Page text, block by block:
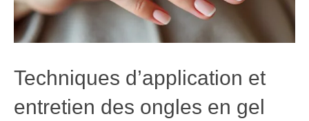
Techniques d’application et
entretien des ongles en gel